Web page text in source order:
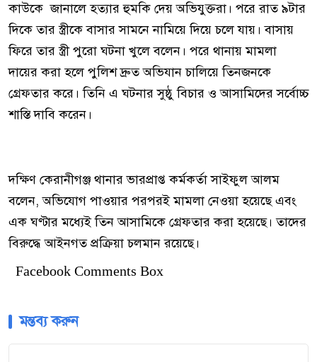
কাউকে জানালে হত্যার হুমকি দেয় অভিযুক্তরা। পরে রাত ৯টার
দিকে তার স্ত্রীকে বাসার সামনে নামিয়ে দিয়ে চলে যায়। বাসায়
ফিরে তার স্ত্রী পুরো ঘটনা খুলে বলেন। পরে থানায় মামলা
দায়ের করা হলে পুলিশ দ্রুত অভিযান চালিয়ে তিনজনকে
গ্রেফতার করে। তিনি এ ঘটনার সুষ্ঠু বিচার ও আসামিদের সর্বোচ্চ
শাস্তি দাবি করেন।
দক্ষিণ কেরানীগঞ্জ থানার ভারপ্রাপ্ত কর্মকর্তা সাইফুল আলম
বলেন, অভিযোগ পাওয়ার পরপরই মামলা নেওয়া হয়েছে এবং
এক ঘণ্টার মধ্যেই তিন আসামিকে গ্রেফতার করা হয়েছে। তাদের
বিরুদ্ধে আইনগত প্রক্রিয়া চলমান রয়েছে।
Facebook Comments Box
মন্তব্য করুন